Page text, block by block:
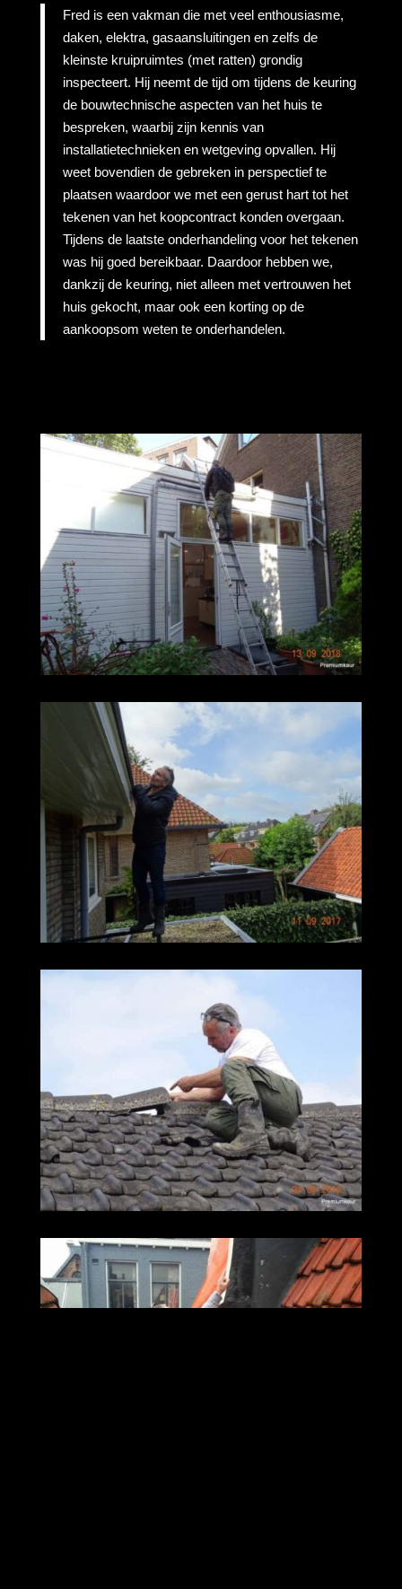
Fred is een vakman die met veel enthousiasme,
daken, elektra, gasaansluitingen en zelfs de
kleinste kruipruimtes (met ratten) grondig
inspecteert. Hij neemt de tijd om tijdens de keuring
de bouwtechnische aspecten van het huis te
bespreken, waarbij zijn kennis van
installatietechnieken en wetgeving opvallen. Hij
weet bovendien de gebreken in perspectief te
plaatsen waardoor we met een gerust hart tot het
tekenen van het koopcontract konden overgaan.
Tijdens de laatste onderhandeling voor het tekenen
was hij goed bereikbaar. Daardoor hebben we,
dankzij de keuring, niet alleen met vertrouwen het
huis gekocht, maar ook een korting op de
aankoopsom weten te onderhandelen.